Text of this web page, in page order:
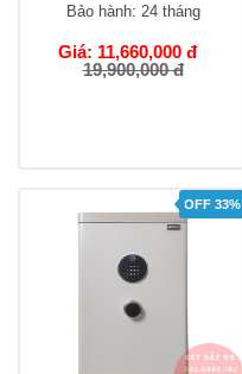
Bảo hành: 24 tháng
Giá: 11,660,000 đ
19,900,000 đ
OFF 33%